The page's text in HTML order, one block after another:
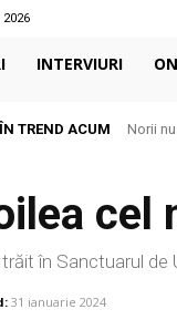
INTERVIURI
TREND ACUM Norii
cel
în Sanctuarul
31 ianuarie 2024